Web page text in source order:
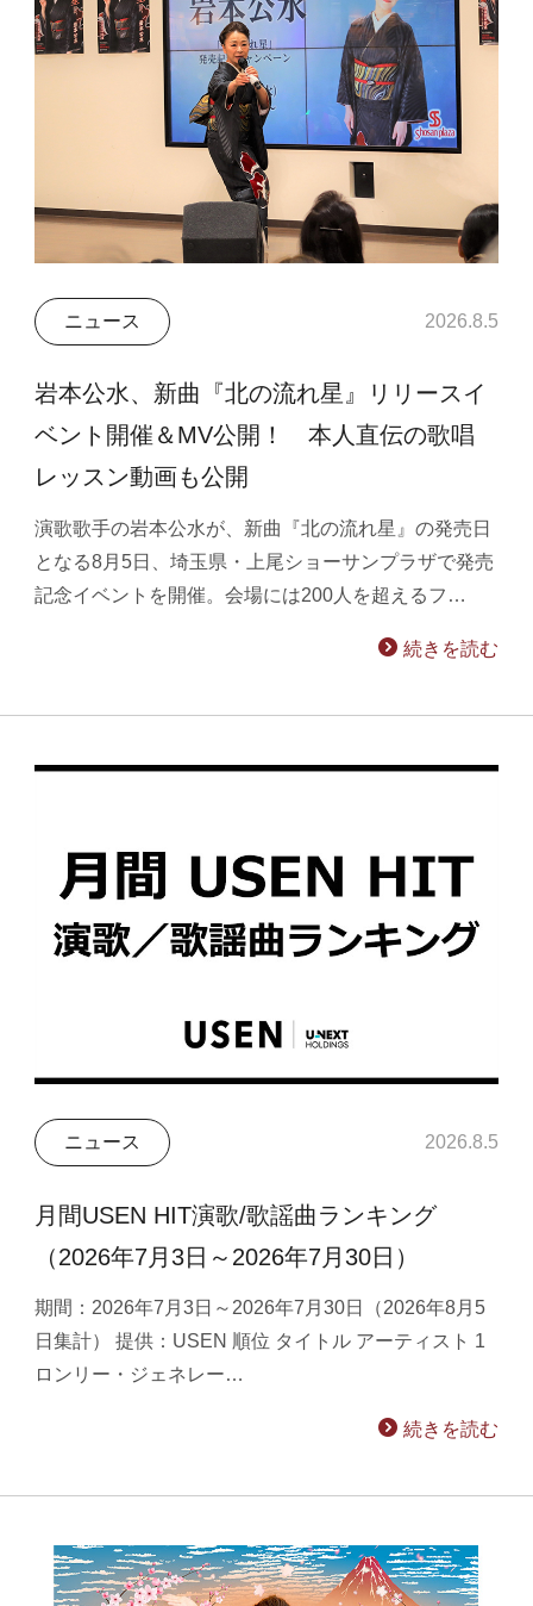
ニュース 2026.8.5
岩本公水、新曲『北の流れ星』リリースイ
ベント開催＆MV公開！ 本人直伝の歌唱
レッスン動画も公開
演歌歌手の岩本公水が、新曲『北の流れ星』の発売日
となる8月5日、埼玉県・上尾ショーサンプラザで発売
記念イベントを開催。会場には200人を超えるフ…
続きを読む
ニュース 2026.8.5
月間USEN HIT演歌/歌謡曲ランキング
（2026年7月3日～2026年7月30日）
期間：2026年7月3日～2026年7月30日（2026年8月5
日集計） 提供：USEN 順位 タイトル アーティスト 1
ロンリー・ジェネレー…
続きを読む